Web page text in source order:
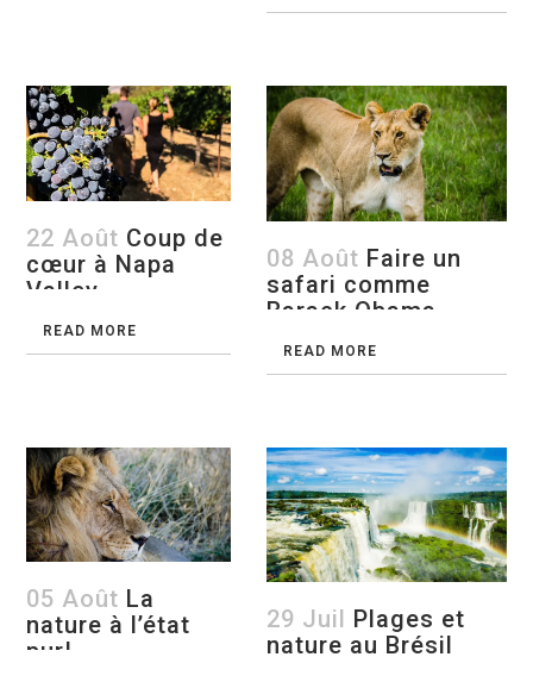
22 Août Coup de
cœur à Napa
Valley
READ MORE
08 Août Faire un
safari comme
Barack Obama
READ MORE
05 Août La
nature à l’état
pur!
29 Juil Plages et
nature au Brésil